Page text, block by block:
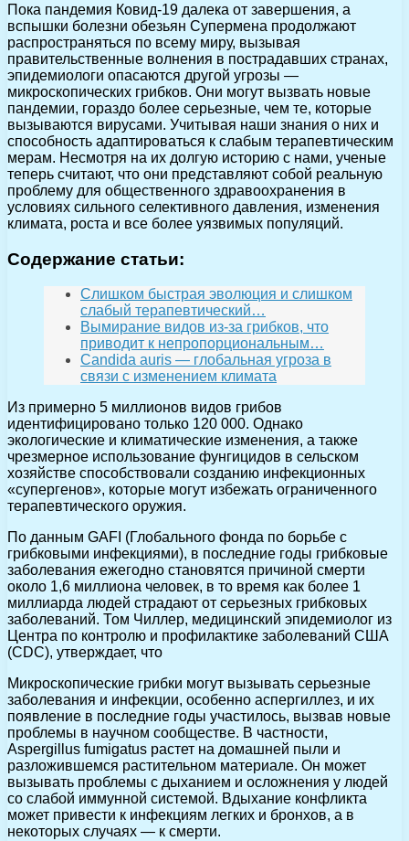
Пока пандемия Ковид-19 далека от завершения, а
вспышки болезни обезьян Супермена продолжают
распространяться по всему миру, вызывая
правительственные волнения в пострадавших странах,
эпидемиологи опасаются другой угрозы —
микроскопических грибков. Они могут вызвать новые
пандемии, гораздо более серьезные, чем те, которые
вызываются вирусами. Учитывая наши знания о них и
способность адаптироваться к слабым терапевтическим
мерам. Несмотря на их долгую историю с нами, ученые
теперь считают, что они представляют собой реальную
проблему для общественного здравоохранения в
условиях сильного селективного давления, изменения
климата, роста и все более уязвимых популяций.
Содержание статьи:
Слишком быстрая эволюция и слишком
слабый терапевтический…
Вымирание видов из-за грибков, что
приводит к непропорциональным…
Candida auris — глобальная угроза в
связи с изменением климата
Из примерно 5 миллионов видов грибов
идентифицировано только 120 000. Однако
экологические и климатические изменения, а также
чрезмерное использование фунгицидов в сельском
хозяйстве способствовали созданию инфекционных
«супергенов», которые могут избежать ограниченного
терапевтического оружия.
По данным GAFI (Глобального фонда по борьбе с
грибковыми инфекциями), в последние годы грибковые
заболевания ежегодно становятся причиной смерти
около 1,6 миллиона человек, в то время как более 1
миллиарда людей страдают от серьезных грибковых
заболеваний. Том Чиллер, медицинский эпидемиолог из
Центра по контролю и профилактике заболеваний США
(CDC), утверждает, что
Микроскопические грибки могут вызывать серьезные
заболевания и инфекции, особенно аспергиллез, и их
появление в последние годы участилось, вызвав новые
проблемы в научном сообществе. В частности,
Aspergillus fumigatus растет на домашней пыли и
разложившемся растительном материале. Он может
вызывать проблемы с дыханием и осложнения у людей
со слабой иммунной системой. Вдыхание конфликта
может привести к инфекциям легких и бронхов, а в
некоторых случаях — к смерти.